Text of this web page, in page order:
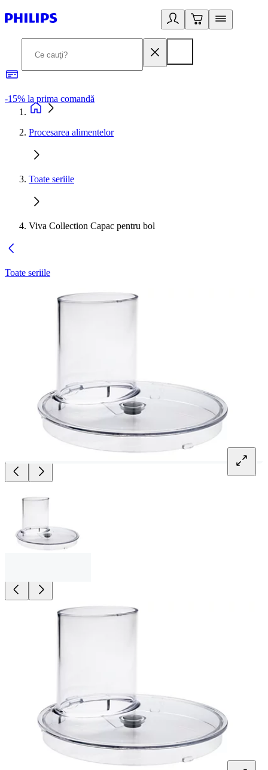
-15% la prima comandă
Procesarea alimentelor
Toate seriile
Viva Collection Capac pentru bol
Toate seriile